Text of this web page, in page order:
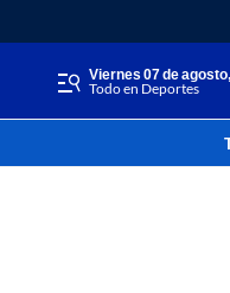
viernes 07 de
Todo en Deportes